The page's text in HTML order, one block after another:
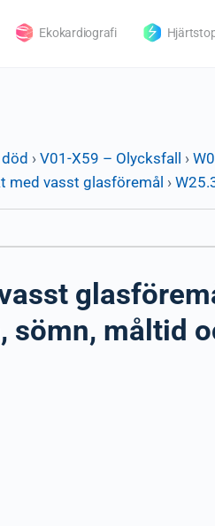
Ekokardiografi
› V01-X59 – Olycksfall ›
med vasst glasföremål ›
måltid